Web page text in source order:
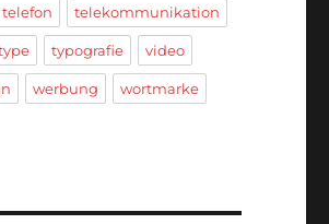
telefon telekommunikation
typografie video
werbung wortmarke